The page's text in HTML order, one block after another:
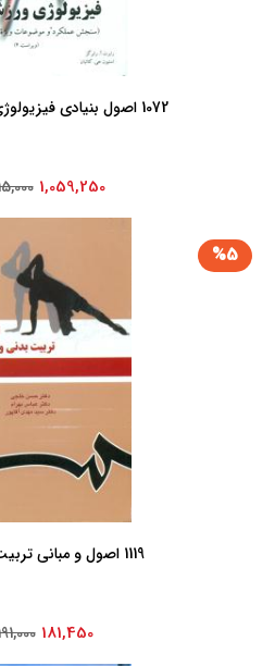
1072 اصول‏ بنیادی ‏فیزیولوژی‏ ورزشی‏ 2 / سمت
1,059,250
%5
1119 اصول ‏و مبانی ‏تربیت ‏بدنی ‏/ سمت‏
181,450
191,000